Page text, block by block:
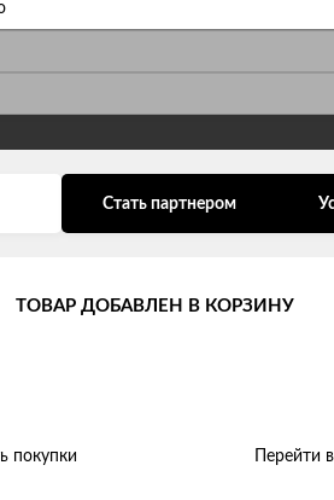
Стать партнером
ромб" экокожа,
ТОВАР ДОБАВЛЕН В КОРЗИНУ
покупки Перейти